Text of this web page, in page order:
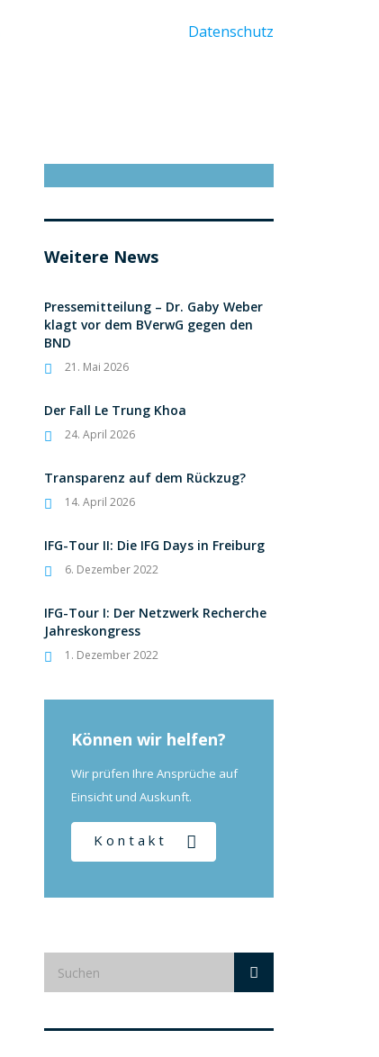
Datenschutz
Weitere News
Pressemitteilung – Dr. Gaby Weber
klagt vor dem BVerwG gegen den
BND
21. Mai 2026
Der Fall Le Trung Khoa
24. April 2026
Transparenz auf dem Rückzug?
14. April 2026
IFG-Tour II: Die IFG Days in Freiburg
6. Dezember 2022
IFG-Tour I: Der Netzwerk Recherche
Jahreskongress
1. Dezember 2022
Können wir helfen?
Wir prüfen Ihre Ansprüche auf
Einsicht und Auskunft.
Kontakt